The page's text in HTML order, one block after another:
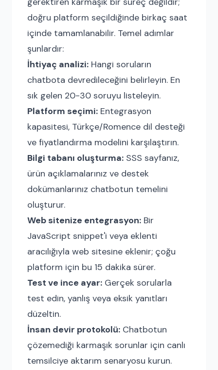
doğru platform seçildiğinde birkaç saat
içinde tamamlanabilir. Temel adımlar
şunlardır:
İhtiyaç analizi: Hangi soruların
chatbota devredileceğini belirleyin. En
sık gelen 20-30 soruyu listeleyin.
Platform seçimi: Entegrasyon
kapasitesi, Türkçe/Romence dil desteği
ve fiyatlandırma modelini karşılaştırın.
Bilgi tabanı oluşturma: SSS sayfanız,
ürün açıklamalarınız ve destek
dokümanlarınız chatbotun temelini
oluşturur.
Web sitenize entegrasyon: Bir
JavaScript snippet'i veya eklenti
aracılığıyla web sitesine eklenir; çoğu
platform için bu 15 dakika sürer.
Test ve ince ayar: Gerçek sorularla
test edin, yanlış veya eksik yanıtları
düzeltin.
İnsan devir protokolü: Chatbotun
çözemediği karmaşık sorunlar için canlı
temsilciye aktarım senaryosu kurun.